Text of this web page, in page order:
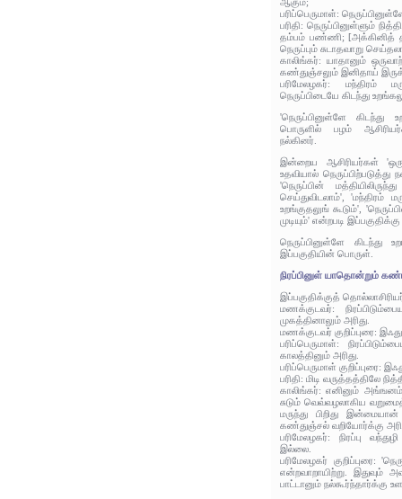
பரிப்பெருமாள்:
பரிதி: நெருப்பினுள்ளும்
தம்பம் பண்ணி; [அக்கினித்
நெருப்பும் சுடாதவாறு
காலிங்கர்: யாதானும்
கண்துஞ்சலும் இனிதாய்
பரிமேலழகர்: மந்திரம்
நெருப்பிடையே கிடந்து
'நெருப்பினுள்ளே
பொருளில் பழம்
நல்கினர்.
இன்றைய ஆசிரியர்கள்
உதவியால் நெருப்பிற்படுத்து
'நெருப்பின்
செய்துவிடலாம்', 'மந்திரம்
உறங்குதலுங் கூடும்',
முடியும்' என்றபடி
நெருப்பினுள்ளே கிடந்து
இப்பகுதியின் பொருள்.
நிரப்பினுள் யாதொன்றும்
இப்பகுதிக்குத்
மணக்குடவர்:
முகத்தினாலும் அரிது.
மணக்குடவர் குறிப்புரை:
பரிப்பெருமாள்:
காலத்தினும் அரிது.
பரிப்பெருமாள் குறிப்புரை:
பரிதி: மிடி வருத்தத்திலே
காலிங்கர்: எனினும் அங்ஙனம்
சுடும் வெவ்வழலாகிய
மருந்து பிறிது
கண்துஞ்சல் வறியோர்க்கு
பரிமேலழகர்: நிரப்பு
இல்லை.
பரிமேலழகர் குறிப்புரை:
என்றவாறாயிற்று. இதுவும்
பாட்டானும் நல்கூர்ந்தார்க்கு